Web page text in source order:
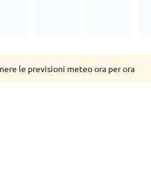
le previsioni meteo ora per ora